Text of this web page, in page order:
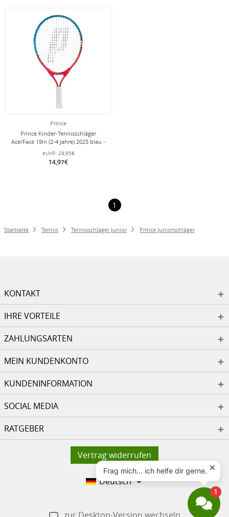
Prince
Prince Kinder-Tennisschläger
Ace/Face 19in (2-4 Jahre) 2025 blau -
besaitet -
eUVP: 29,95€
14,97€
1
Startseite Tennis Tennisschläger Junior Prince Juniorschläger
KONTAKT
IHRE VORTEILE
ZAHLUNGSARTEN
MEIN KUNDENKONTO
KUNDENINFORMATION
SOCIAL MEDIA
RATGEBER
Vertrag widerrufen
Deutsch